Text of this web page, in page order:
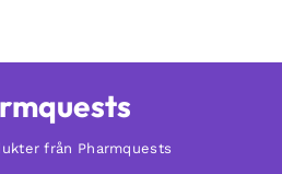
från Pharmquests